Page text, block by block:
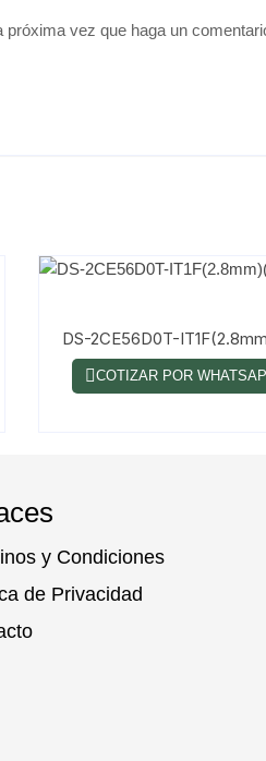
vez que haga un
DS-2CE56D0T-
COTIZAR POR
y Condiciones
de Privacidad